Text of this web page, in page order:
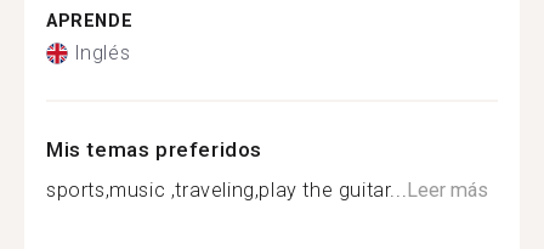
APRENDE
Inglés
Mis temas preferidos
sports,music ,traveling,play the guitar...Leer más